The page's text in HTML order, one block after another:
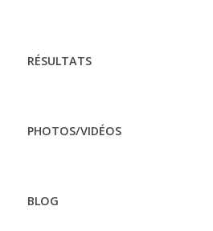
RÉSULTATS
PHOTOS/VIDÉOS
BLOG